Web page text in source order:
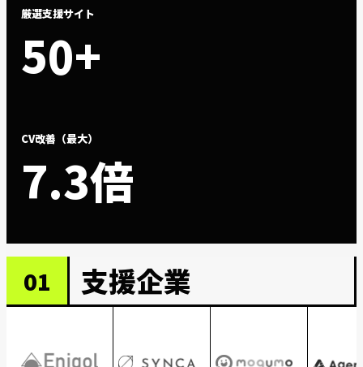
厳選支援サイト
50+
CV改善（最大）
7.3倍
01 支援企業